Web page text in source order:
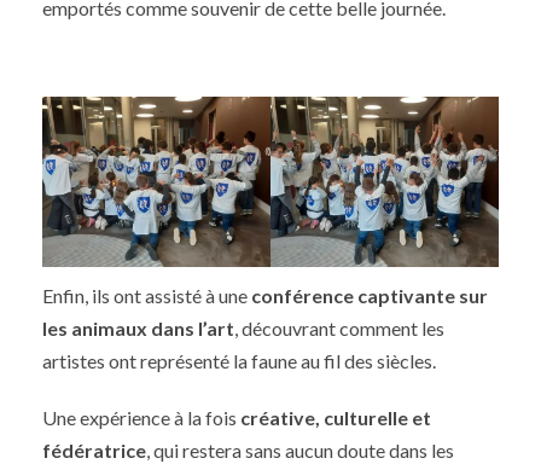
emportés comme souvenir de cette belle journée.
Enfin, ils ont assisté à une conférence captivante sur
les animaux dans l’art, découvrant comment les
artistes ont représenté la faune au fil des siècles.
Une expérience à la fois créative, culturelle et
fédératrice, qui restera sans aucun doute dans les